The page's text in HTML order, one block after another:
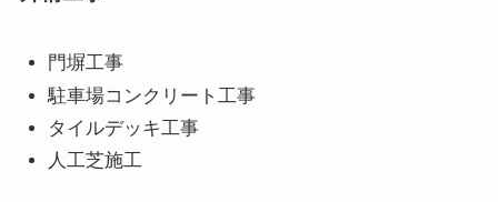
門塀工事
駐車場コンクリート工事
タイルデッキ工事
人工芝施工